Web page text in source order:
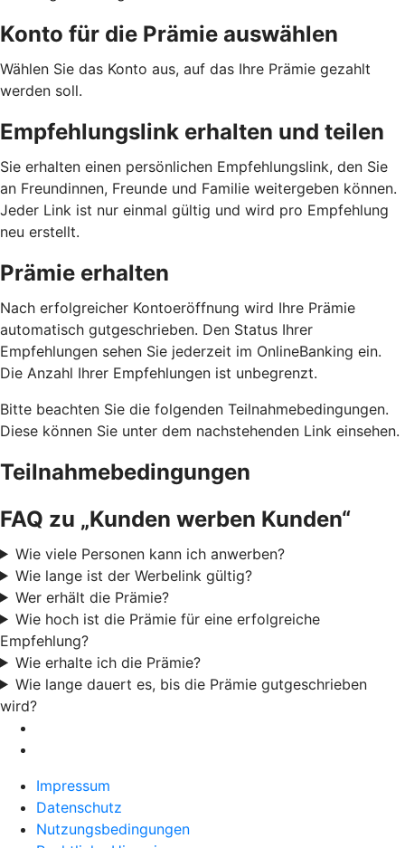
Konto für die Prämie auswählen
Wählen Sie das Konto aus, auf das Ihre Prämie gezahlt
werden soll.
Empfehlungslink erhalten und teilen
Sie erhalten einen persönlichen Empfehlungslink, den Sie
an Freundinnen, Freunde und Familie weitergeben können.
Jeder Link ist nur einmal gültig und wird pro Empfehlung
neu erstellt.
Prämie erhalten
Nach erfolgreicher Kontoeröffnung wird Ihre Prämie
automatisch gutgeschrieben. Den Status Ihrer
Empfehlungen sehen Sie jederzeit im OnlineBanking ein.
Die Anzahl Ihrer Empfehlungen ist unbegrenzt.
Bitte beachten Sie die folgenden Teilnahmebedingungen.
Diese können Sie unter dem nachstehenden Link einsehen.
Teilnahmebedingungen
FAQ zu „Kunden werben Kunden“
Wie viele Personen kann ich anwerben?
Wie lange ist der Werbelink gültig?
Wer erhält die Prämie?
Wie hoch ist die Prämie für eine erfolgreiche
Empfehlung?
Wie erhalte ich die Prämie?
Wie lange dauert es, bis die Prämie gutgeschrieben
wird?
Impressum
Datenschutz
Nutzungsbedingungen